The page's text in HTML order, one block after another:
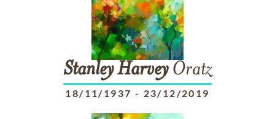
StanleyHarveyOratz
18/11/1937 - 23/12/2019